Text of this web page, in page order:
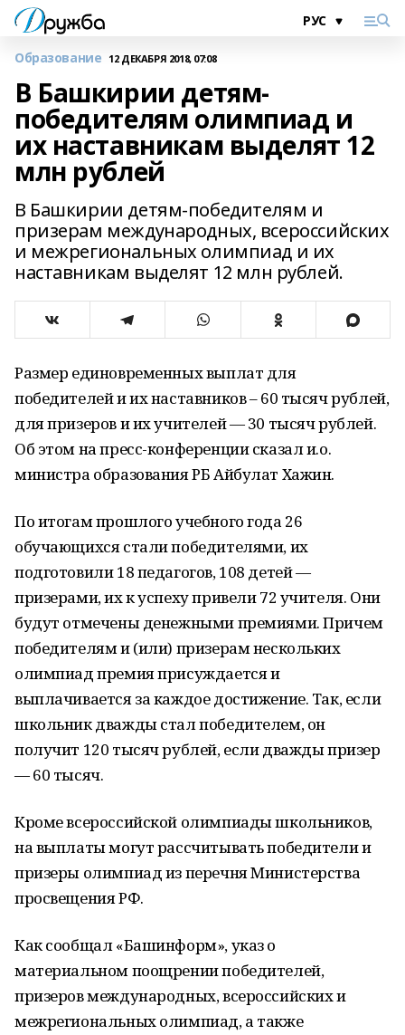
Образование 12 ДЕКАБРЯ 2018, 07:08
В Башкирии детям-
победителям олимпиад и
их наставникам выделят 12
млн рублей
В Башкирии детям-победителям и
призерам международных, всероссийских
и межрегиональных олимпиад и их
наставникам выделят 12 млн рублей.
Размер единовременных выплат для
победителей и их наставников – 60 тысяч рублей,
для призеров и их учителей — 30 тысяч рублей.
Об этом на пресс-конференции сказал и.о.
министра образования РБ Айбулат Хажин.
По итогам прошлого учебного года 26
обучающихся стали победителями, их
подготовили 18 педагогов, 108 детей —
призерами, их к успеху привели 72 учителя. Они
будут отмечены денежными премиями. Причем
победителям и (или) призерам нескольких
олимпиад премия присуждается и
выплачивается за каждое достижение. Так, если
школьник дважды стал победителем, он
получит 120 тысяч рублей, если дважды призер
— 60 тысяч.
Кроме всероссийской олимпиады школьников,
на выплаты могут рассчитывать победители и
призеры олимпиад из перечня Министерства
просвещения РФ.
Как сообщал «Башинформ», указ о
материальном поощрении победителей,
призеров международных, всероссийских и
межрегиональных олимпиад, а также